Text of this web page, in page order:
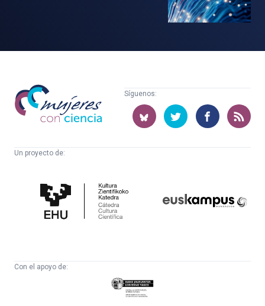
Mujeres
con
ciencia
Síguenos:
Un proyecto de:
Cultura
Científica
Con el apoyo de:
Eusko
Jaurlaritza